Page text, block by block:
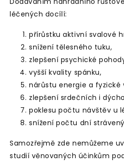
léčených docílí:
přírůstku aktivní svalové
snížení tělesného tuku,
zlepšení psychické
vyšší kvality spánku,
nárůstu energie a fyzické
zlepšení srdečních i
poklesu počtu návštěv u
snížení počtu dní
Samozřejmě zde nemůžeme
studií věnovaných účinkům